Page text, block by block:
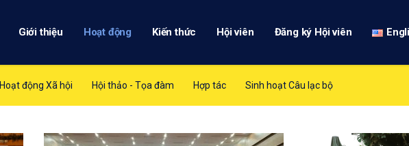
Giới thiệu Hoạt động Kiến thức Hội viên Đăng ký Hội viên
Hoạt động Xã hội Hội thảo - Tọa đàm Hợp tác Sinh hoạt Câu lạc bộ